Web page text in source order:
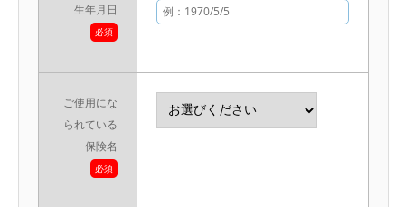
生年月日
必須
ご使用にな
られている
保険名
必須